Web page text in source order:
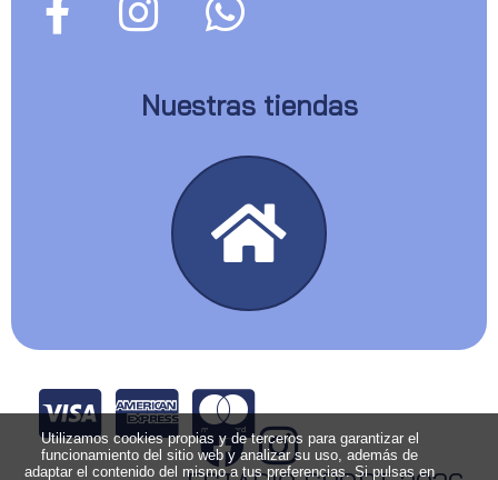
Nuestras tiendas
Utilizamos cookies propias y de terceros para garantizar el
funcionamiento del sitio web y analizar su uso, además de
adaptar el contenido del mismo a tus preferencias. Si pulsas en